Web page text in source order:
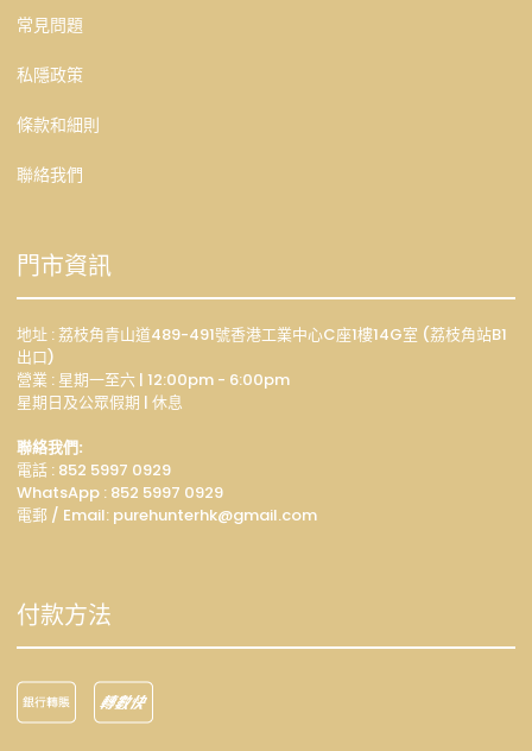
常見問題
私隱政策
條款和細則
聯絡我們
門市資訊
地址 : 荔枝角青山道489-491號香港工業中心C座1樓14G室 (荔枝角站B1
出口)
營業 : 星期一至六 | 12:00pm - 6:00pm
星期日及公眾假期 | 休息
聯絡我們:
電話 : 852 5997 0929
WhatsApp : 852 5997 0929
電郵 / Email: purehunterhk@gmail.com
付款方法